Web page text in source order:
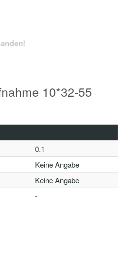
10*32-55
0.1
Keine Angabe
Keine Angabe
-